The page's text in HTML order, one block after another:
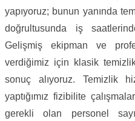
yapıyoruz; bunun yanında
doğrultusunda iş
Gelişmiş ekipman ve
verdiğimiz için klasik
sonuç alıyoruz. Temizlik
yaptığımız fizibilite
gerekli olan personel